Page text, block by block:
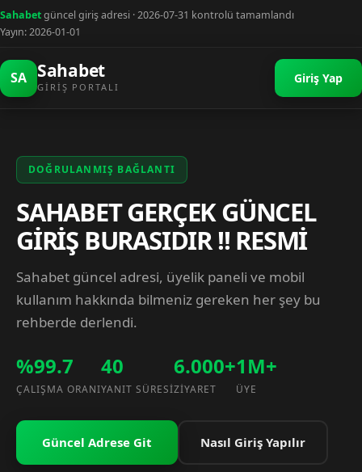
Sahabetgüncel giriş adresi · 2026-07-31 kontrolü tamamlandı
Yayın: 2026-01-01
SA Sahabet
GIRIŞ PORTALI
Giriş Yap
DOĞRULANMIŞ BAĞLANTI
SAHABET GERÇEK GÜNCEL
GİRİŞ BURASIDIR !! RESMİ
Sahabet güncel adresi, üyelik paneli ve mobil
kullanım hakkında bilmeniz gereken her şey bu
rehberde derlendi.
%99.7
ÇALIŞMA ORANI
40
YANIT SÜRESI
6.000+
ZIYARET
1M+
ÜYE
Güncel Adrese Git Nasıl Giriş Yapılır